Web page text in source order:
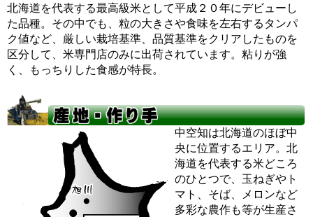
北海道を代表する最高級米として平成２０年にデビューし
た品種。その中でも、粒の大きさや食味を左右するタンパ
ク値など、厳しい栽培基準、品質基準をクリアしたものを
区分して、米専門店のみに出荷されています。粘りが強
く、もっちりした食感が特長。
中空知は北海道のほぼ中
央に位置するエリア。北
海道を代表する米どころ
のひとつで、玉ねぎやト
マト、そば、メロンなど
多彩な農作も等が生産さ